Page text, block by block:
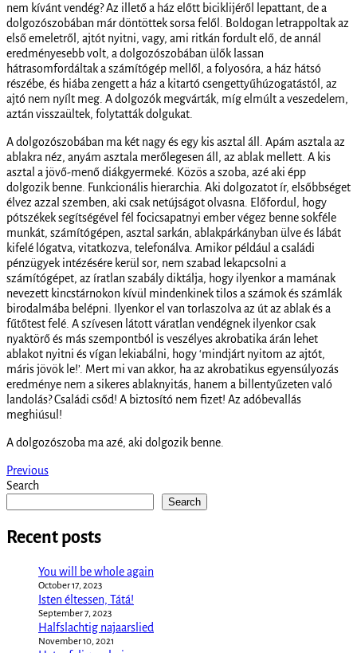
nem kívánt vendég? Az illető a ház előtt biciklijéről lepattant, de a
dolgozószobában már döntöttek sorsa felől. Boldogan letrappoltak az
első emeletről, ajtót nyitni, vagy, ami ritkán fordult elő, de annál
eredményesebb volt, a dolgozószobában ülők lassan
hátrasomfordáltak a számítógép mellől, a folyosóra, a ház hátsó
részébe, és hiába zengett a ház a kitartó csengettyűhúzogatástól, az
ajtó nem nyílt meg. A dolgozók megvárták, míg elmúlt a veszedelem,
aztán visszaültek, folytatták dolgukat.
A dolgozószobában ma két nagy és egy kis asztal áll. Apám asztala az
ablakra néz, anyám asztala merőlegesen áll, az ablak mellett. A kis
asztal a jövő-menő diákgyermeké. Közös a szoba, azé aki épp
dolgozik benne. Funkcionális hierarchia. Aki dolgozatot ír, elsőbbséget
élvez azzal szemben, aki csak netújságot olvasna. Előfordul, hogy
pótszékek segítségével fél focicsapatnyi ember végez benne sokféle
munkát, számítógépen, asztal sarkán, ablakpárkányban ülve és lábát
kifelé lógatva, vitatkozva, telefonálva. Amikor például a családi
pénzügyek intézésére kerül sor, nem szabad lekapcsolni a
számítógépet, az íratlan szabály diktálja, hogy ilyenkor a mamának
nevezett kincstárnokon kívül mindenkinek tilos a számok és számlák
birodalmába belépni. Ilyenkor el van torlaszolva az út az ablak és a
fűtőtest felé. A szívesen látott váratlan vendégnek ilyenkor csak
nyaktörő és más szempontból is veszélyes akrobatika árán lehet
ablakot nyitni és vígan lekiabálni, hogy ‘mindjárt nyitom az ajtót,
máris jövök le!’. Mert mi van akkor, ha az akrobatikus egyensúlyozás
eredménye nem a sikeres ablaknyitás, hanem a billentyűzeten való
landolás? Családi csőd! A biztosító nem fizet! Az adóbevallás
meghiúsul!
A dolgozószoba ma azé, aki dolgozik benne.
Posts
navigation
Previous
Search
Search
Recent posts
You will be whole again
October 17, 2023
Isten éltessen, Tátá!
September 7, 2023
Halfslachtig najaarslied
November 10, 2021